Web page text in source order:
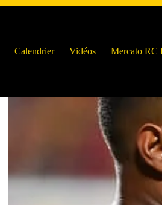
Calendrier Vidéos Mercato RC